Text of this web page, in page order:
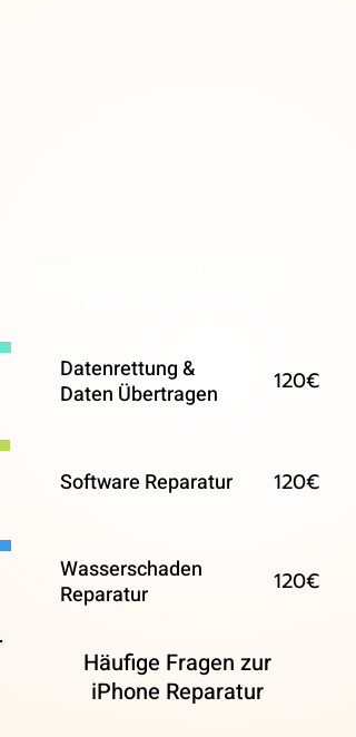
Datenrettung &
Daten Übertragen
120€
Software Reparatur 120€
Wasserschaden
Reparatur
120€
Häufige Fragen zur
iPhone Reparatur